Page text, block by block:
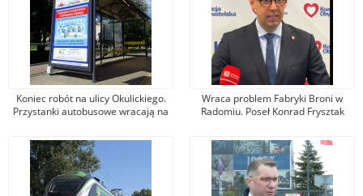
Koniec robót na ulicy Okulickiego.
Przystanki autobusowe wracają na
Wraca problem Fabryki Broni w
Radomiu. Poseł Konrad Frysztak
Przemysława Czarnka (PiS)